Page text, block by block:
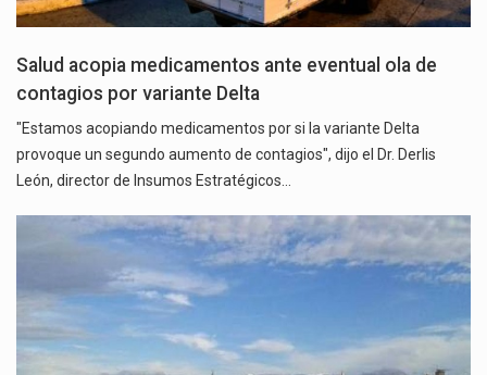
Salud acopia medicamentos ante eventual ola de
contagios por variante Delta
"Estamos acopiando medicamentos por si la variante Delta
provoque un segundo aumento de contagios", dijo el Dr. Derlis
León, director de Insumos Estratégicos…